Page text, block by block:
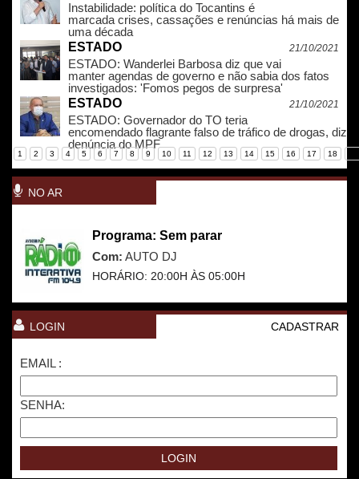
Instabilidade: política do Tocantins é
marcada crises, cassações e renúncias há mais de
uma década
ESTADO
21/10/2021
ESTADO: Wanderlei Barbosa diz que vai
manter agendas de governo e não sabia dos fatos
investigados: 'Fomos pegos de surpresa'
ESTADO
21/10/2021
ESTADO: Governador do TO teria
encomendado flagrante falso de tráfico de drogas, diz
denúncia do MPF
1 2 3 4 5 6 7 8 9 10 11 12 13 14 15 16 17 18
NO AR
Programa: Sem parar
Com: AUTO DJ
HORÁRIO: 20:00H ÀS 05:00H
LOGIN CADASTRAR
EMAIL :
SENHA: